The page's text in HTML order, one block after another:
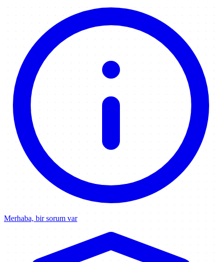
Merhaba, bir sorum var